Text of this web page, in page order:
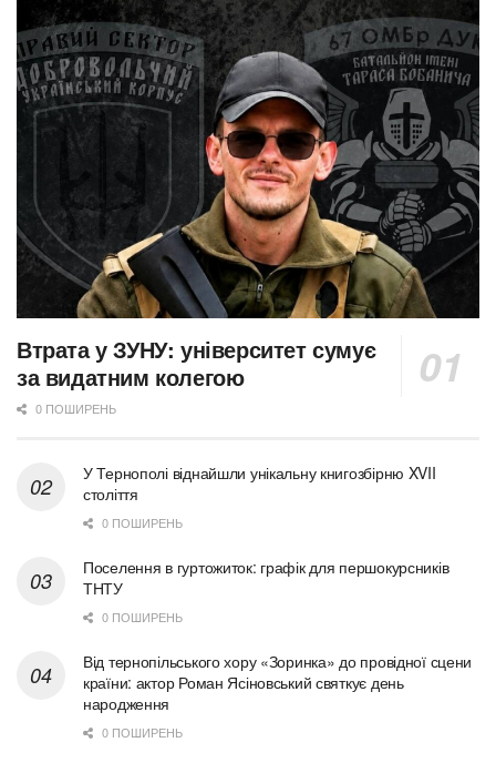
Втрата у ЗУНУ: університет сумує
за видатним колегою
0 ПОШИРЕНЬ
У Тернополі віднайшли унікальну книгозбірню XVII
століття
0 ПОШИРЕНЬ
Поселення в гуртожиток: графік для першокурсників
ТНТУ
0 ПОШИРЕНЬ
Від тернопільського хору «Зоринка» до провідної сцени
країни: актор Роман Ясіновський святкує день
народження
0 ПОШИРЕНЬ